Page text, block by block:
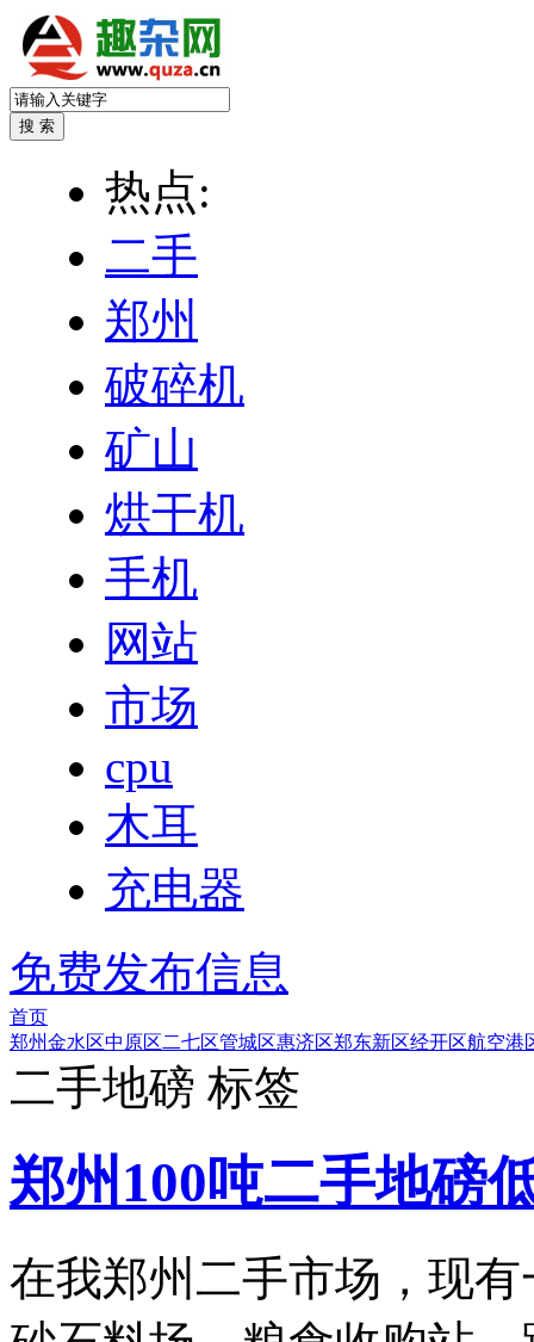
热点:
二手
郑州
破碎机
矿山
烘干机
手机
网站
市场
cpu
木耳
充电器
免费发布信息
首页
郑州金水区中原区二七区管城区惠济区郑东新区经开区航空港
二手地磅 标签
郑州100吨二手地磅
在我郑州二手市场，现